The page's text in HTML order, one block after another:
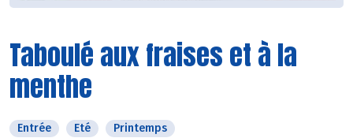
Taboulé aux fraises et à la
menthe
Entrée Eté Printemps